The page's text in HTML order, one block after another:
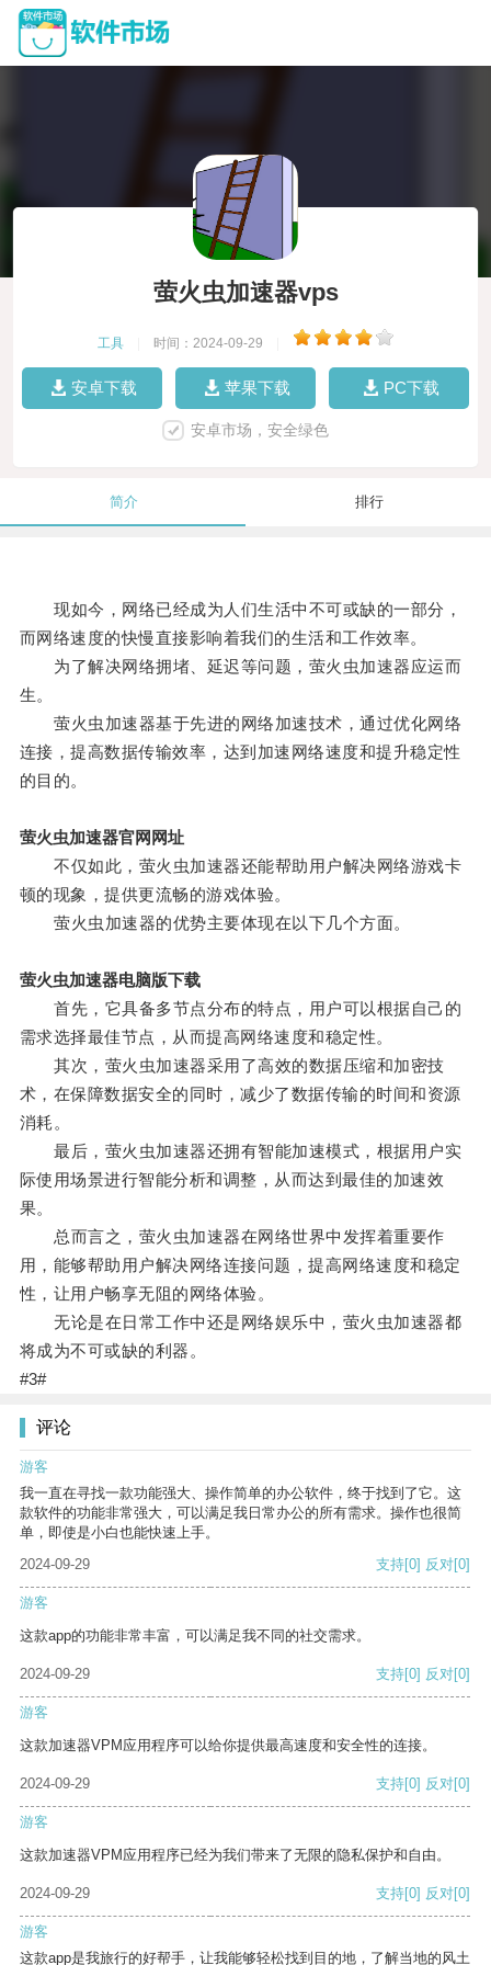
萤火虫加速器vps
工具 时间：2024-09-29
安卓下载 苹果下载 PC下载
安卓市场，安全绿色
简介 排行
现如今，网络已经成为人们生活中不可或缺的一部分，
而网络速度的快慢直接影响着我们的生活和工作效率。
为了解决网络拥堵、延迟等问题，萤火虫加速器应运而
生。
萤火虫加速器基于先进的网络加速技术，通过优化网络
连接，提高数据传输效率，达到加速网络速度和提升稳定性
的目的。
萤火虫加速器官网网址
不仅如此，萤火虫加速器还能帮助用户解决网络游戏卡
顿的现象，提供更流畅的游戏体验。
萤火虫加速器的优势主要体现在以下几个方面。
萤火虫加速器电脑版下载
首先，它具备多节点分布的特点，用户可以根据自己的
需求选择最佳节点，从而提高网络速度和稳定性。
其次，萤火虫加速器采用了高效的数据压缩和加密技
术，在保障数据安全的同时，减少了数据传输的时间和资源
消耗。
最后，萤火虫加速器还拥有智能加速模式，根据用户实
际使用场景进行智能分析和调整，从而达到最佳的加速效
果。
总而言之，萤火虫加速器在网络世界中发挥着重要作
用，能够帮助用户解决网络连接问题，提高网络速度和稳定
性，让用户畅享无阻的网络体验。
无论是在日常工作中还是网络娱乐中，萤火虫加速器都
将成为不可或缺的利器。
#3#
评论
游客
我一直在寻找一款功能强大、操作简单的办公软件，终于找到了它。这
款软件的功能非常强大，可以满足我日常办公的所有需求。操作也很简
单，即使是小白也能快速上手。
2024-09-29
支持[0] 反对[0]
游客
这款app的功能非常丰富，可以满足我不同的社交需求。
2024-09-29 支持[0] 反对[0]
游客
这款加速器VPM应用程序可以给你提供最高速度和安全性的连接。
2024-09-29 支持[0] 反对[0]
游客
这款加速器VPM应用程序已经为我们带来了无限的隐私保护和自由。
2024-09-29 支持[0] 反对[0]
游客
这款app是我旅行的好帮手，让我能够轻松找到目的地，了解当地的风土